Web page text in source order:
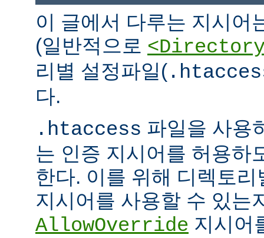
이 글에서 다루는 지시어
(일반적으로
리별 설정파일(
다.
.htaccess 파일을 사용
는 인증 지시어를 허용하
한다. 이를 위해 디렉토
지시어를 사용할 수 있는
AllowOverride 지시어